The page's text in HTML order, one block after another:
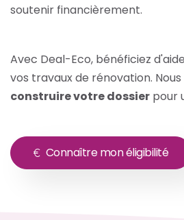
soutenir financièrement.
Avec Deal-Eco, bénéficiez
vos travaux de rénovation.
construire votre dossier pour
Connaître mon éligibilité